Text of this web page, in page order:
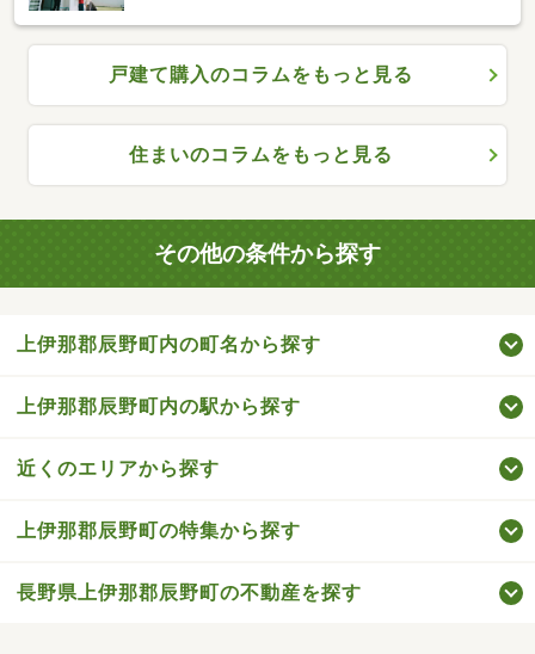
戸建て購入のコラムをもっと見る
住まいのコラムをもっと見る
その他の条件から探す
上伊那郡辰野町内の町名から探す
上伊那郡辰野町内の駅から探す
近くのエリアから探す
上伊那郡辰野町の特集から探す
長野県上伊那郡辰野町の不動産を探す